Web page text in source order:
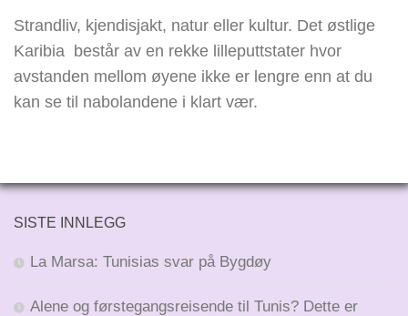
Strandliv, kjendisjakt, natur eller kultur. Det østlige
Karibia består av en rekke lilleputtstater hvor
avstanden mellom øyene ikke er lengre enn at du
kan se til nabolandene i klart vær.
SISTE INNLEGG
La Marsa: Tunisias svar på Bygdøy
Alene og førstegangsreisende til Tunis? Dette er